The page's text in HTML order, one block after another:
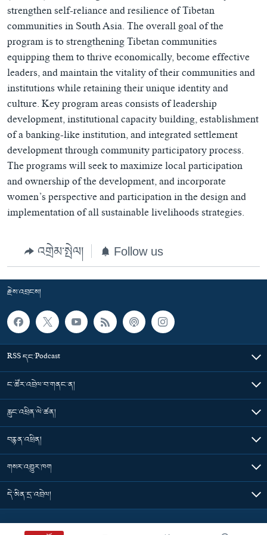
strengthen self-reliance and resilience of Tibetan
communities in South Asia. The overall goal of the
program is to strengthening Tibetan communities
equipping them to thrive economically, become effective
leaders, and maintain the vitality of their communities and
institutions while retaining their unique identity and
culture. Key program areas consists of leadership
development, institutional capacity building, establishment
of a banking-like institution, and integrated settlement
development through community participatory process.
The programs will seek to maximize local participation
and ownership of the development, and incorporate
women’s perspective and participation in the design and
implementation of all sustainable livelihoods strategies.
འགྲེམ་སྤེལ། Follow us
རྗེས་འབྲངས།
RSS དང་Podcast
ང་ཚོར་འབྲེལ་བ་གནང་ན།
རླུང་འཕྲིན་ལེ་ཚན།
བརྙན་འཕྲིན།
གསར་འགྱུར་ཁག
དེ་མིན་དྲ་འབྲེལ།